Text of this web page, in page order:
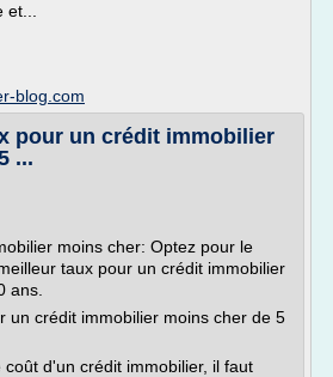
blog.com
pour un crédit immobilier
...
moins cher: Optez pour le
taux pour un crédit immobilier
ans.
un crédit immobilier moins cher de 5
d'un crédit immobilier, il faut